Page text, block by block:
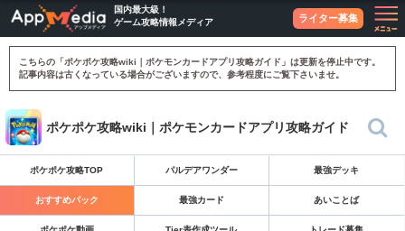
国内最大級！
ゲーム攻略情報メディア
ライター募集
こちらの「ポケポケ攻略wiki｜ポケモンカードアプリ攻略ガイド」は更新を停止中です。
記事内容は古くなっている場合がございますので、参考程度にご覧下さいませ。
ポケポケ攻略wiki｜ポケモンカードアプリ攻略ガイド
ポケポケ攻略TOP パルデアワンダー 最強デッキ
おすすめパック 最強カード あいことば